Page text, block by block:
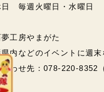
日 毎週火曜日・水曜日
工房やまがた
内などのイベントに週末
わせ先：078-220-8352